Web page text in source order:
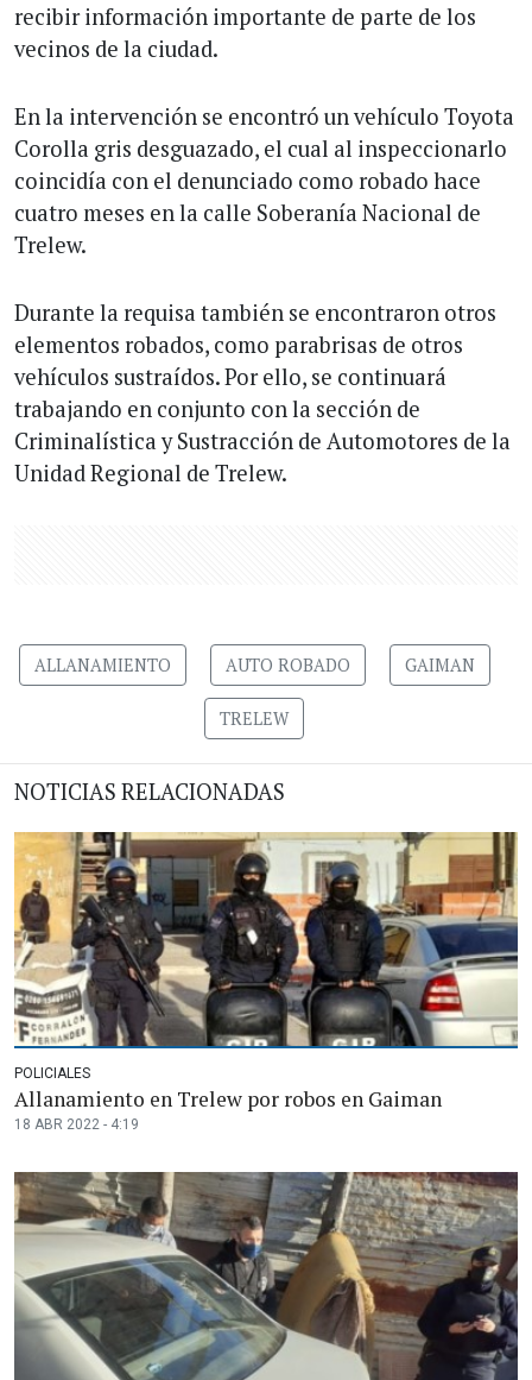
recibir información importante de parte de los
vecinos de la ciudad.
En la intervención se encontró un vehículo Toyota
Corolla gris desguazado, el cual al inspeccionarlo
coincidía con el denunciado como robado hace
cuatro meses en la calle Soberanía Nacional de
Trelew.
Durante la requisa también se encontraron otros
elementos robados, como parabrisas de otros
vehículos sustraídos. Por ello, se continuará
trabajando en conjunto con la sección de
Criminalística y Sustracción de Automotores de la
Unidad Regional de Trelew.
ALLANAMIENTO AUTO ROBADO GAIMAN
TRELEW
NOTICIAS RELACIONADAS
POLICIALES
Allanamiento en Trelew por robos en Gaiman
18 ABR 2022 - 4:19